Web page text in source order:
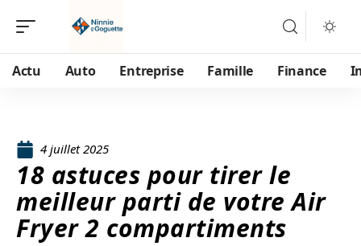
Actu Auto Entreprise Famille Finance
4 juillet 2025
18 astuces pour tirer le
meilleur parti de votre Air
Fryer 2 compartiments